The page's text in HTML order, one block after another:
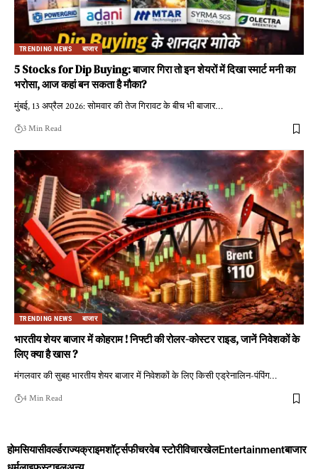
TRENDING NEWS बाजार
5 Stocks for Dip Buying: बाजार गिरा तो इन शेयरों में दिखा स्मार्ट मनी का
भरोसा, आज कहां बन सकता है मौका?
मुंबई, 13 अप्रैल 2026: सोमवार की तेज गिरावट के बीच भी बाजार…
3 Min Read
TRENDING NEWS बाजार
भारतीय शेयर बाजार में कोहराम ! निफ्टी की रोलर-कोस्टर राइड, जानें निवेशकों के
लिए क्या है खास ?
मंगलवार की सुबह भारतीय शेयर बाजार में निवेशकों के लिए किसी एड्रेनालिन-पंपिंग…
4 Min Read
होमसियासीवर्ल्डराज्यक्राइमशॉर्ट्सफीचरवेब स्टोरीविचारखेलEntertainmentबाजार